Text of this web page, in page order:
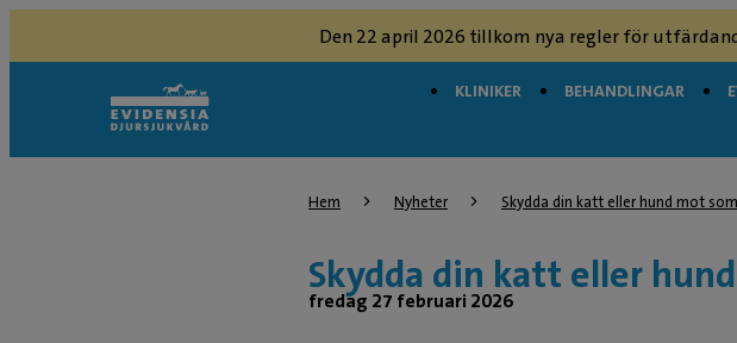
Den 22 april 2026 tillkom nya regler för
KLINIKER BEHANDLINGAR
Hem Nyheter Skydda din katt eller hund mot
Skydda din katt eller
fredag 27 februari 2026